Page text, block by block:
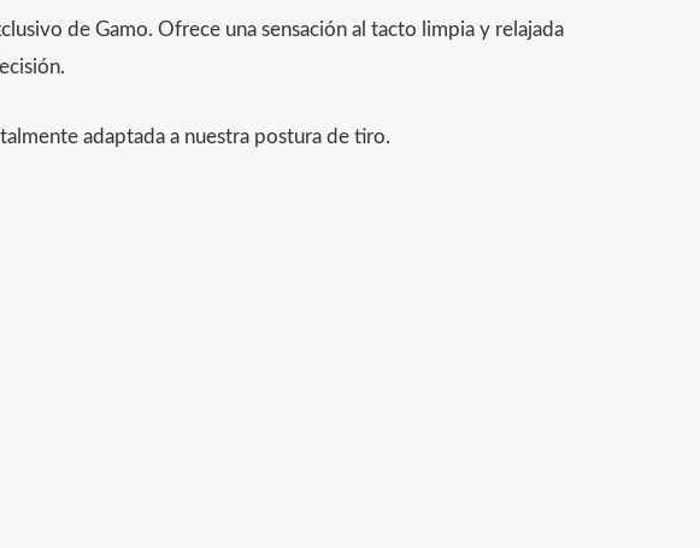
de Gamo. Ofrece una sensación al tacto limpia y relajada
adaptada a nuestra postura de tiro.